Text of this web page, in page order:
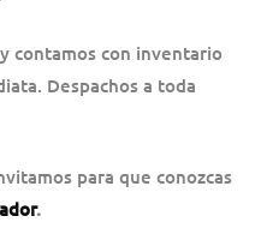
contamos con inventario
Despachos a toda
para que conozcas
.